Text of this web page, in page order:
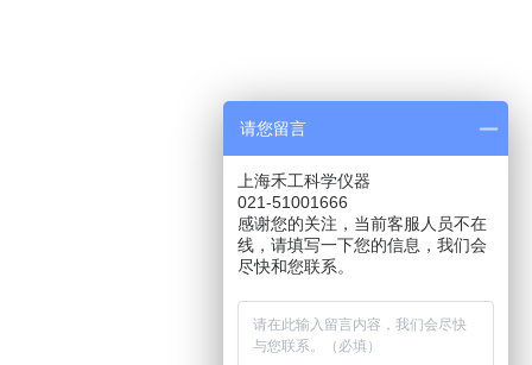
请您留言
上海禾工科学仪器
021-51001666
感谢您的关注，当前客服人员不在
线，请填写一下您的信息，我们会
尽快和您联系。